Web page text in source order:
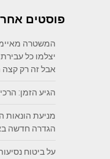
פוסטים
המשטרה
יצלמו כל
אבל זה רק קצה
הגיע הזמן: הרכיבה
מניעת הונאות
הגדרה חדשה
על ביטוח